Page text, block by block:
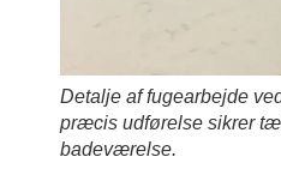
Detalje af fugearbejde
præcis udførelse sikrer
badeværelse.